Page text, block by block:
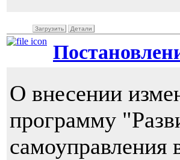
Загрузить Детали
О внесении
программу
самоуправления